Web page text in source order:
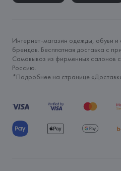
Интернет-магазин одежды, обуви
брендов. Бесплатная доставка с
Самовывоз из фирменных салонов
Россию.
*Подробнее на странице «